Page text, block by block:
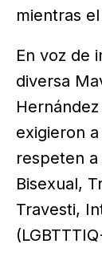
mientras
En voz de
diversa
exigieron
respeten a
Bisexual,
Travesti,